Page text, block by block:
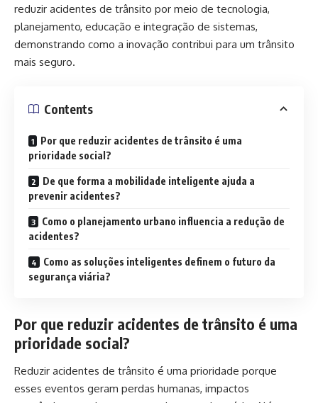
reduzir acidentes de trânsito por meio de tecnologia,
planejamento, educação e integração de sistemas,
demonstrando como a inovação contribui para um trânsito
mais seguro.
Contents
Por que reduzir acidentes de trânsito é uma
prioridade social?
De que forma a mobilidade inteligente ajuda a
prevenir acidentes?
Como o planejamento urbano influencia a redução de
acidentes?
Como as soluções inteligentes definem o futuro da
segurança viária?
Por que reduzir acidentes de trânsito é uma
prioridade social?
Reduzir acidentes de trânsito é uma prioridade porque
esses eventos geram perdas humanas, impactos